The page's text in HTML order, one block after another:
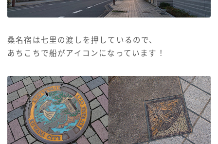
桑名宿は七里の渡しを押しているので、
あちこちで船がアイコンになっています！